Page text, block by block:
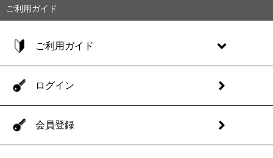
ご利用ガイド
ご利用ガイド
ログイン
会員登録